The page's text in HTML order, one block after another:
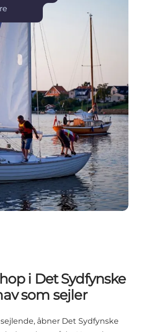
i Det Sydfynske
som sejler
åbner Det Sydfynske